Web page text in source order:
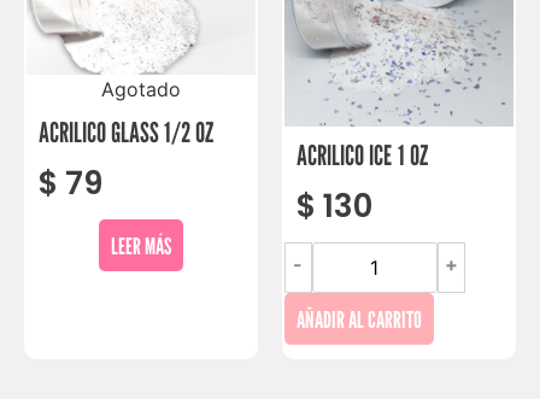
Agotado
ACRILICO GLASS 1/2 OZ
$ 79
LEER MÁS
ACRILICO ICE 1 OZ
$ 130
- +
AÑADIR AL CARRITO